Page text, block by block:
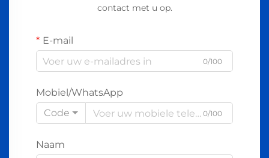
contact met u op.
E-mail
0/100
Mobiel/WhatsApp
Code
0/100
Naam